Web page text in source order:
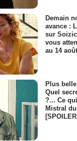
Demain
avance :
sur
vous
au 14
Plus
Quel
?... Ce
Mistral